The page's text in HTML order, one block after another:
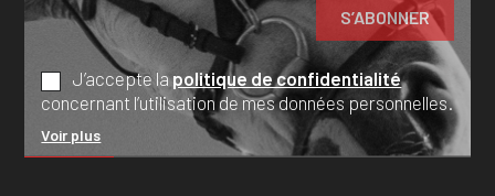
J’accepte lapolitique de confidentialité
concernant l’utilisation de mes données personnelles.
Voir plus